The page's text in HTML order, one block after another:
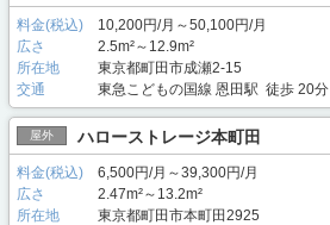
料金(税込)
10,200円/月～50,100円/月
広さ
2.5m²～12.9m²
所在地
東京都町田市成瀬2-15
交通
東急こどもの国線 恩田駅 徒歩 20分
屋外 ハローストレージ本町田
料金(税込)
6,500円/月～39,300円/月
広さ
2.47m²～13.2m²
所在地
東京都町田市本町田2925